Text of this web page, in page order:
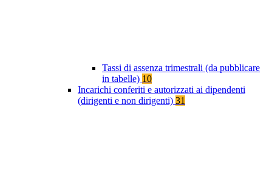
Tassi di assenza trimestrali (da pubblicare
in tabelle) 10
Incarichi conferiti e autorizzati ai dipendenti
(dirigenti e non dirigenti) 31